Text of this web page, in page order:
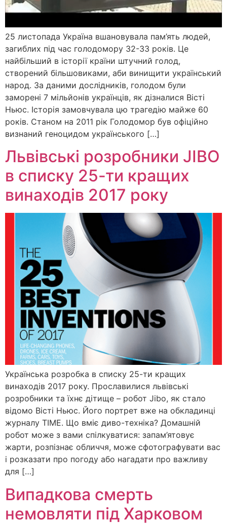
25 листопада Україна вшановувала пам’ять людей,
загиблих під час голодомору 32-33 років. Це
найбільший в історії країни штучний голод,
створений більшовиками, аби винищити український
народ. За даними дослідників, голодом були
заморені 7 мільйонів українців, як дізналися Вісті
Ньюс. Історія замовчувала цю трагедію майже 60
років. Станом на 2011 рік Голодомор був офіційно
визнаний геноцидом українського […]
Львівські розробники JIBO
в списку 25-ти кращих
винаходів 2017 року
Українська розробка в списку 25-ти кращих
винаходів 2017 року. Прославилися львівські
розробники та їхнє дітище – робот Jibo, як стало
відомо Вісті Ньюс. Його портрет вже на обкладинці
журналу ТІМЕ. Що вміє диво-техніка? Домашній
робот може з вами спілкуватися: запам’ятовує
жарти, розпізнає обличчя, може сфотографувати вас
і розказати про погоду або нагадати про важливу
для […]
Випадкова смерть
немовляти під Харковом